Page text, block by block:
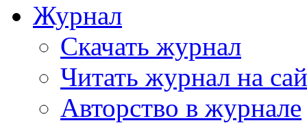
Журнал
Скачать журнал
Читать журнал на
Авторство в журнале